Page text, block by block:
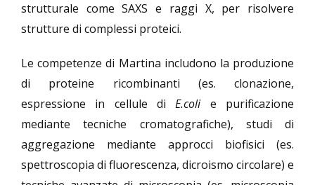
strutturale come SAXS e raggi X, per risolvere
strutture di complessi proteici.
Le competenze di Martina includono la produzione
di proteine ​​ricombinanti (es. clonazione,
espressione in cellule diE.coli e purificazione
mediante tecniche cromatografiche), studi di
aggregazione mediante approcci biofisici (es.
spettroscopia di fluorescenza, dicroismo circolare) e